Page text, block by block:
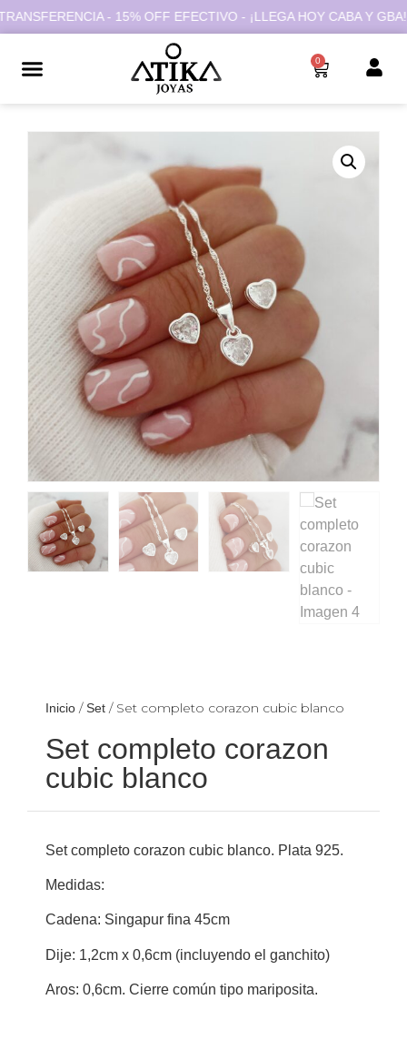
- 15% OFF EFECTIVO - ¡LLEGA HOY CABA Y GBA!
0
Inicio /Set / Set completo corazon cubic blanco
Set completo corazon
cubic blanco
Set completo corazon cubic blanco. Plata 925.
Medidas:
Cadena: Singapur fina 45cm
Dije: 1,2cm x 0,6cm (incluyendo el ganchito)
Aros: 0,6cm. Cierre común tipo mariposita.